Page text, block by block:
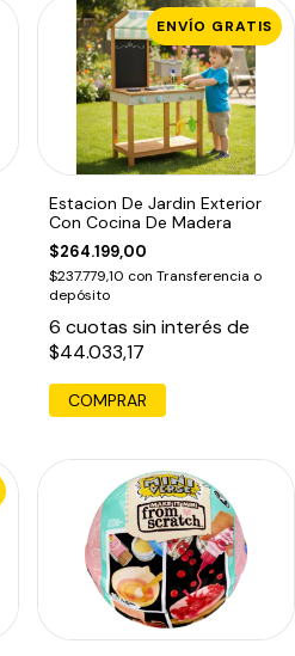
ENVÍO GRATIS
Estacion De Jardin Exterior
Con Cocina De Madera
$264.199,00
$237.779,10 con Transferencia o
depósito
6 cuotas sin interés de
$44.033,17
COMPRAR